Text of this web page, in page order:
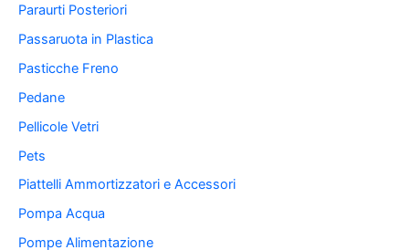
Paraurti Posteriori
Passaruota in Plastica
Pasticche Freno
Pedane
Pellicole Vetri
Pets
Piattelli Ammortizzatori e Accessori
Pompa Acqua
Pompe Alimentazione